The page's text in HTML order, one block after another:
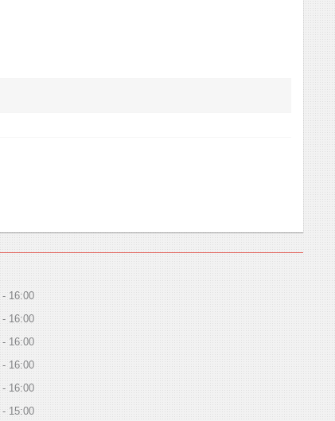
16:00
16:00
16:00
16:00
16:00
15:00